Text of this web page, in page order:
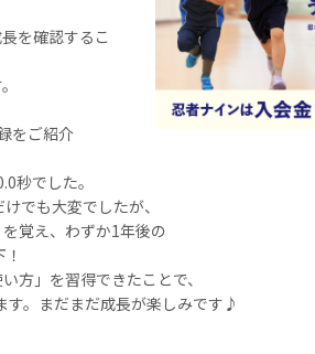
を確認するこ
をご紹介
秒でした。
でも大変でしたが、
覚え、わずか1年後の
方」を習得できたことで、
す。まだまだ成長が楽しみです♪